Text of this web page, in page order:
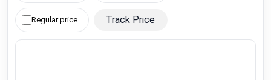
Regular price Track Price